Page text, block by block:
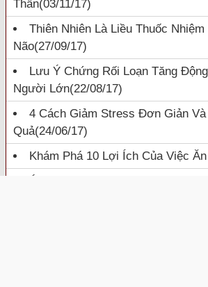
Thần(03/11/17)
Thiên Nhiên Là Liều Thuốc
Não(27/09/17)
Lưu Ý Chứng Rối Loạn Tăng
Người Lớn(22/08/17)
4 Cách Giảm Stress Đơn Giản Và
Quả(24/06/17)
Khám Phá 10 Lợi Ích Của Việc